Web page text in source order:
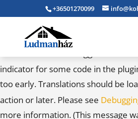
incorrectly. Translation
indicator for some code in the
too early. Translations should be
action or later. Please see
more information. (This message
+36501270099